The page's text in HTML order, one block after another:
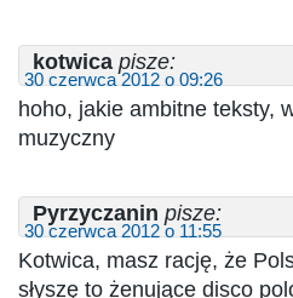
kotwica pisze:
30 czerwca 2012 o 09:26
hoho, jakie ambitne teksty,
muzyczny
Pyrzyczanin pisze:
30 czerwca 2012 o 11:55
Kotwica, masz rację, że
słyszę to żenujące disco